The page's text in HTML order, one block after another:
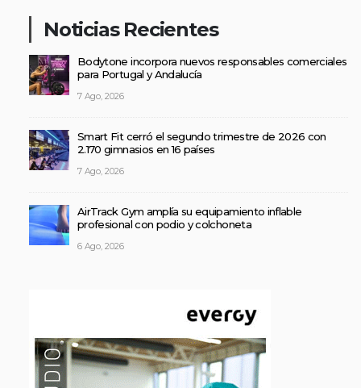
Noticias Recientes
Bodytone incorpora nuevos responsables comerciales
para Portugal y Andalucía
7 Ago, 2026
Smart Fit cerró el segundo trimestre de 2026 con
2.170 gimnasios en 16 países
7 Ago, 2026
AirTrack Gym amplía su equipamiento inflable
profesional con podio y colchoneta
6 Ago, 2026